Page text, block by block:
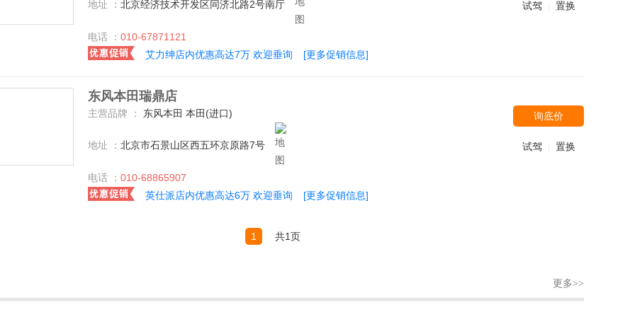
地址 ： 北京经济技术开发区同济北路2号南厅
电话 ： 010-67871121
艾力绅店内优惠高达7万 欢迎垂询
[更多促销信息]
试驾 置换
东风本田瑞鼎店
主营品牌 ： 东风本田 本田(进口)
地址 ： 北京市石景山区西五环京原路7号
电话 ： 010-68865907
英仕派店内优惠高达6万 欢迎垂询
[更多促销信息]
询底价
试驾 置换
1 共1页
更多>>